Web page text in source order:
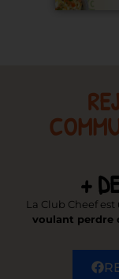
+
La Club Cheef est
voulant perdre